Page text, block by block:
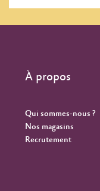
À propos
Qui sommes-nous ?
Nos magasins
Recrutement